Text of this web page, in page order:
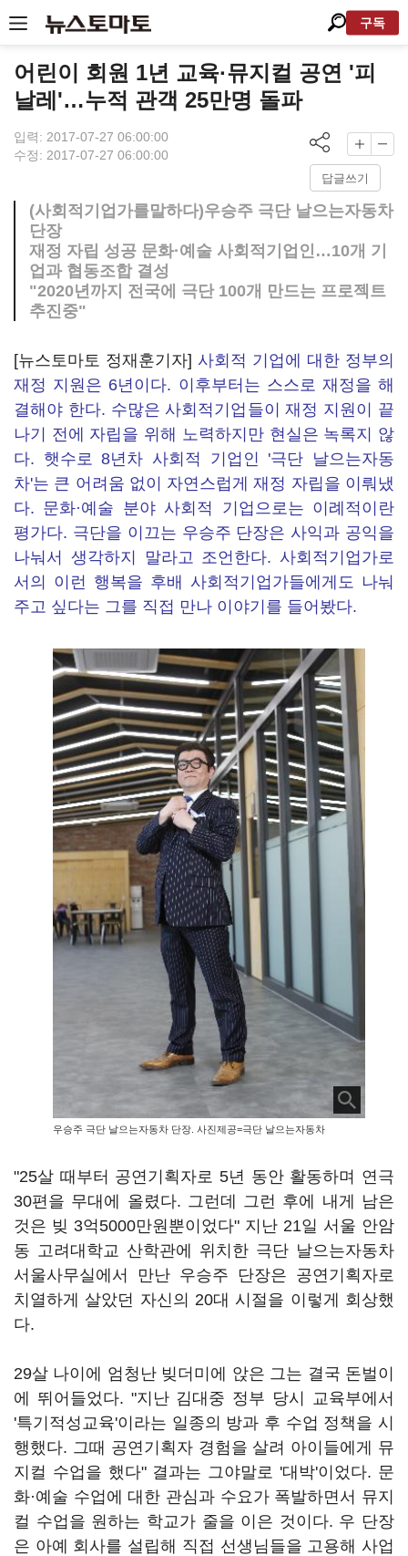
구독
어린이 회원 1년 교육·뮤지컬 공연 '피
날레'…누적 관객 25만명 돌파
입력: 2017-07-27 06:00:00
수정: 2017-07-27 06:00:00
답글쓰기
(사회적기업가를말하다)우승주 극단 날으는자동차
단장
재정 자립 성공 문화·예술 사회적기업인…10개 기
업과 협동조합 결성
"2020년까지 전국에 극단 100개 만드는 프로젝트
추진중"
[뉴스토마토 정재훈기자] 사회적 기업에 대한 정부의
재정 지원은 6년이다. 이후부터는 스스로 재정을 해
결해야 한다. 수많은 사회적기업들이 재정 지원이 끝
나기 전에 자립을 위해 노력하지만 현실은 녹록지 않
다. 햇수로 8년차 사회적 기업인 '극단 날으는자동
차'는 큰 어려움 없이 자연스럽게 재정 자립을 이뤄냈
다. 문화·예술 분야 사회적 기업으로는 이례적이란
평가다. 극단을 이끄는 우승주 단장은 사익과 공익을
나눠서 생각하지 말라고 조언한다. 사회적기업가로
서의 이런 행복을 후배 사회적기업가들에게도 나눠
주고 싶다는 그를 직접 만나 이야기를 들어봤다.
우승주 극단 날으는자동차 단장. 사진제공=극단 날으는자동차
"25살 때부터 공연기획자로 5년 동안 활동하며 연극
30편을 무대에 올렸다. 그런데 그런 후에 내게 남은
것은 빚 3억5000만원뿐이었다" 지난 21일 서울 안암
동 고려대학교 산학관에 위치한 극단 날으는자동차
서울사무실에서 만난 우승주 단장은 공연기획자로
치열하게 살았던 자신의 20대 시절을 이렇게 회상했
다.
29살 나이에 엄청난 빚더미에 앉은 그는 결국 돈벌이
에 뛰어들었다. "지난 김대중 정부 당시 교육부에서
'특기적성교육'이라는 일종의 방과 후 수업 정책을 시
행했다. 그때 공연기획자 경험을 살려 아이들에게 뮤
지컬 수업을 했다" 결과는 그야말로 '대박'이었다. 문
화·예술 수업에 대한 관심과 수요가 폭발하면서 뮤지
컬 수업을 원하는 학교가 줄을 이은 것이다. 우 단장
은 아예 회사를 설립해 직접 선생님들을 고용해 사업